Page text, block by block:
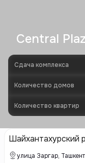
Central
Сдача комплекса
Количество домов
Количество квартир
Шайхантахурский
улица Заргар,